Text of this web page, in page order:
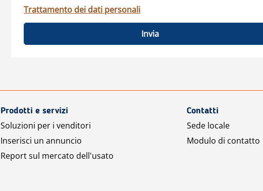
Trattamento dei dati personali
Invia
Prodotti e servizi
Soluzioni per i venditori
Inserisci un annuncio
Report sul mercato dell'usato
Contatti
Sede locale
Modulo di contatto